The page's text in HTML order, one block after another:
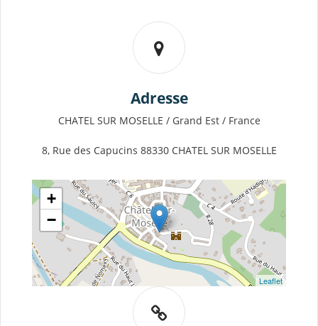
Adresse
CHATEL SUR MOSELLE / Grand Est / France
8, Rue des Capucins 88330 CHATEL SUR MOSELLE
+
−
Leaflet